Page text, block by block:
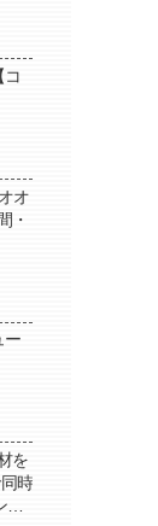
コ
オ
・
ー
を
時